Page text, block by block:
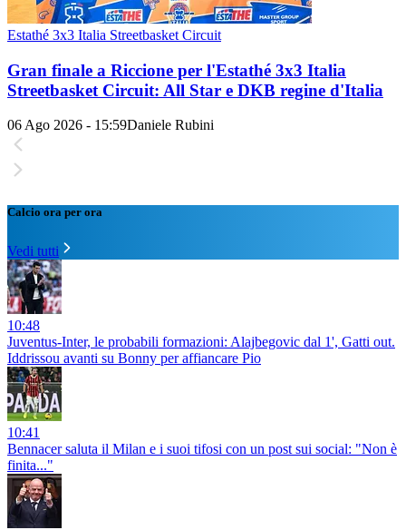
Estathé 3x3 Italia Streetbasket Circuit
Gran finale a Riccione per l'Estathé 3x3 Italia
Streetbasket Circuit: All Star e DKB regine d'Italia
06 Ago 2026 - 15:59Daniele Rubini
Calcio ora per ora
Vedi tutti
10:48
Juventus-Inter, le probabili formazioni: Alajbegovic dal 1', Gatti out.
Iddrissou avanti su Bonny per affiancare Pio
10:41
Bennacer saluta il Milan e i suoi tifosi con un post sui social: "Non è
finita..."